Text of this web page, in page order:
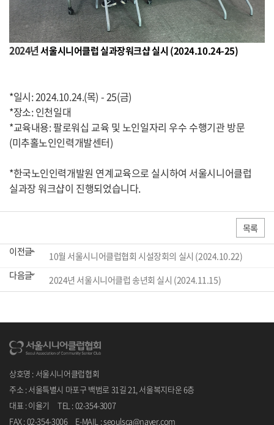
2024년서울시니어클럽 실과장워크샵 실시 (2024.10.24-25)
*일시: 2024.10.24.(목) - 25(금)
*장소: 인천일대
*교육내용: 팔로워십 교육 및 노인일자리 우수 수행기관 방문
(미추홀노인인력개발센터)
*한국노인인력개발원 연계교육으로 실시하여 서울시니어클럽
실과장 워크샵이 진행되었습니다.
목록
이전글
10월 서울시니어클럽협회 시설장회의 실시 (2024.10.22)
다음글
2024년 서울시니어클럽 송년회 실시 (2024.11.15)
상호명 : 서울시니어클럽협회
주소 : 서울특별시 마포구 백범로 31길 21, 서울복지타운 6층
대표 : 이율기 TEL : 02-354-3007
FAX : 02-354-3006 E-MAIL : seoulsca@naver.com